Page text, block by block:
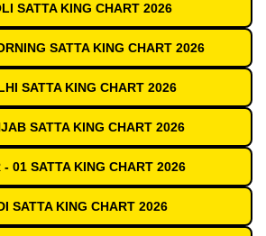
SATTA KING CHART 2026
SATTA KING CHART 2026
SATTA KING CHART 2026
SATTA KING CHART 2026
- 01 SATTA KING CHART 2026
SATTA KING CHART 2026